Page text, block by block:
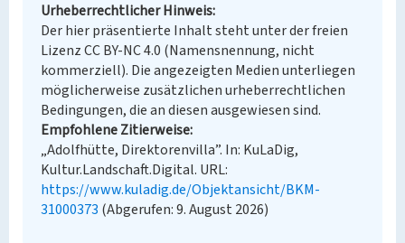
Urheberrechtlicher Hinweis
Der hier präsentierte Inhalt steht unter der freien
Lizenz CC BY-NC 4.0 (Namensnennung, nicht
kommerziell). Die angezeigten Medien unterliegen
möglicherweise zusätzlichen urheberrechtlichen
Bedingungen, die an diesen ausgewiesen sind.
Empfohlene Zitierweise
„Adolfhütte, Direktorenvilla”. In: KuLaDig,
Kultur.Landschaft.Digital. URL:
https://www.kuladig.de/Objektansicht/BKM-
31000373 (Abgerufen: 9. August 2026)